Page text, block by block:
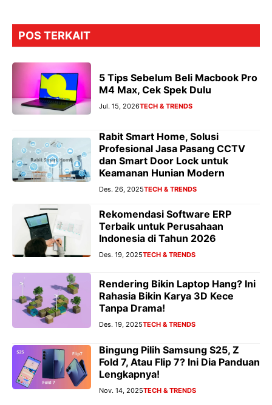
POS TERKAIT
5 Tips Sebelum Beli Macbook Pro
M4 Max, Cek Spek Dulu
Jul. 15, 2026TECH & TRENDS
Rabit Smart Home, Solusi
Profesional Jasa Pasang CCTV
dan Smart Door Lock untuk
Keamanan Hunian Modern
Des. 26, 2025TECH & TRENDS
Rekomendasi Software ERP
Terbaik untuk Perusahaan
Indonesia di Tahun 2026
Des. 19, 2025TECH & TRENDS
Rendering Bikin Laptop Hang? Ini
Rahasia Bikin Karya 3D Kece
Tanpa Drama!
Des. 19, 2025TECH & TRENDS
Bingung Pilih Samsung S25, Z
Fold 7, Atau Flip 7? Ini Dia Panduan
Lengkapnya!
Nov. 14, 2025TECH & TRENDS